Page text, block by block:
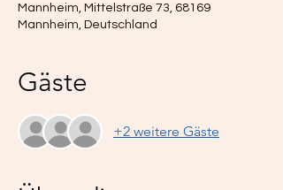
Mannheim, Mittelstraße 73, 68169
Mannheim, Deutschland
Gäste
+2 weitere Gäste